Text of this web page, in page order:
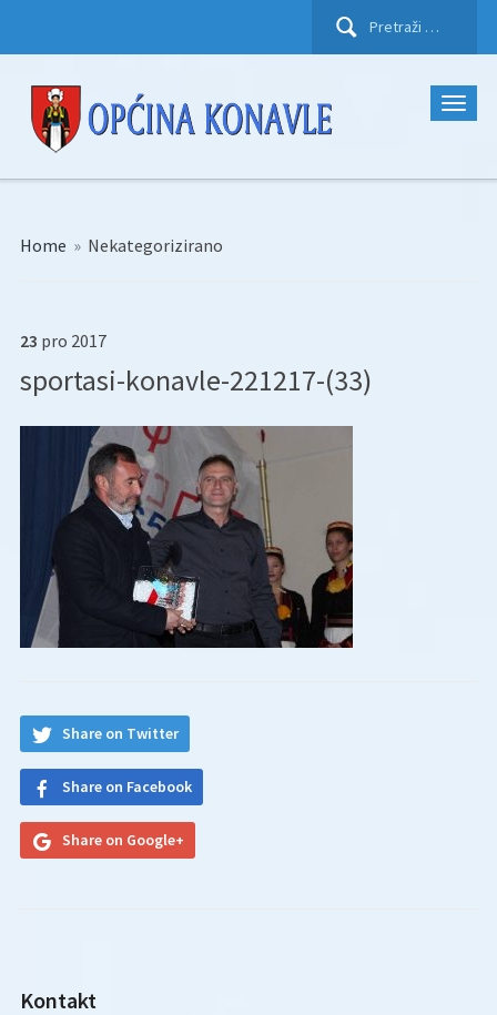
Pretraži:
Home » Nekategorizirano
23 pro 2017
sportasi-konavle-221217-(33)
Share on Twitter
Share on Facebook
Share on Google+
Kontakt